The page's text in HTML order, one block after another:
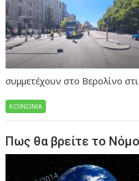
συμμετέχουν στο Βερολίνο
ΚΟΙΝΩΝΙΑ
Πως θα βρείτε το